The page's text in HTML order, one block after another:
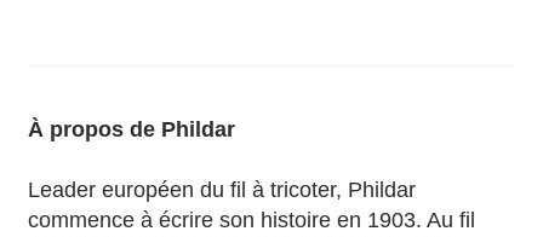
À propos de Phildar
Leader européen du fil à tricoter, Phildar
commence à écrire son histoire en 1903. Au fil